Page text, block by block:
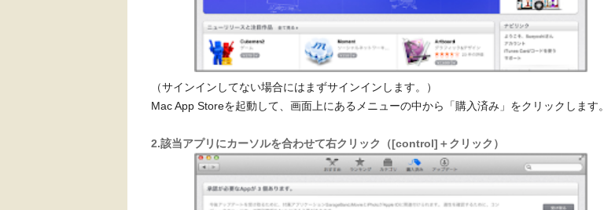
（サインインしてない場合にはまずサインインします。）
Mac App Storeを起動して、画面上にあるメニューの中から「購入済み」をクリックします。
2.該当アプリにカーソルを合わせて右クリック（[control]＋クリック）